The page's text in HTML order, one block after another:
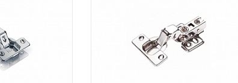
Características